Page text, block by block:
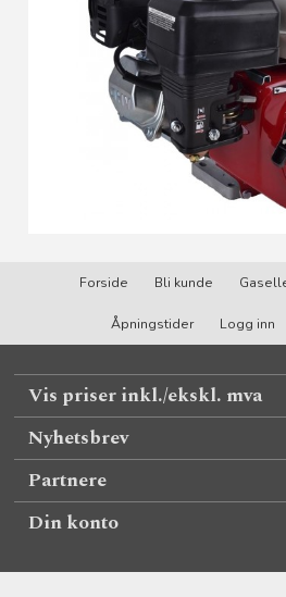
Forside Bli kunde
Åpningstider Logg inn
Vis priser inkl./ekskl. mva
Nyhetsbrev
Partnere
Din konto